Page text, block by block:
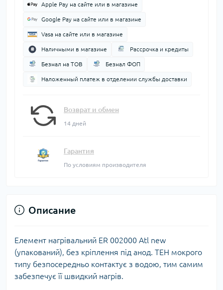
Apple Pay на сайте или в магазине
Google Pay на сайте или в магазине
Vasa на сайте или в магазине
Наличными в магазине Рассрочка и кредиты
Безнал на ТОВ Безнал ФОП
Наложенный платеж в отделении службы доставки
Возврат и обмен
14 дней
Гарантия
По условиям производителя
Описание
Елемент нагрівальний ER 002000 Atl new
(упакований), без кріплення під анод. ТЕН мокрого
типу безпосередньо контактує з водою, тим самим
забезпечує її швидкий нагрів.